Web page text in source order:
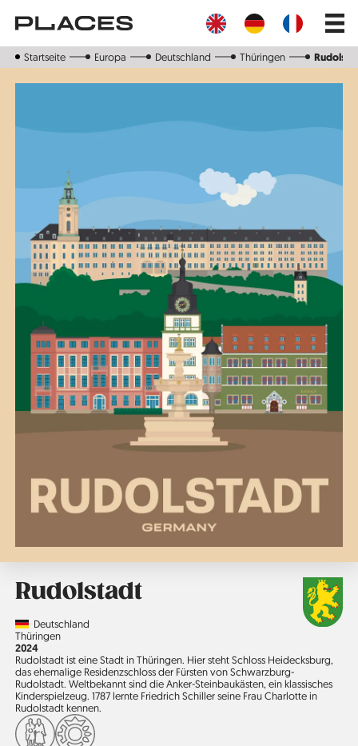
zum
Inhalt
Main
Startseite Europa Deutschland Thüringen
Rudolstadt
CountryDeutschland
Region
Thüringen
Jahr
2024
Rudolstadt ist eine Stadt in Thüringen. Hier steht Schloss Hei­decksburg,
das ehemalige Residenzschloss der Fürsten von Schwarzburg-
Rudolstadt. Weltbekannt sind die Anker-Steinbaukästen, ein klassisches
Kinderspielzeug. 1787 lernte Friedrich Schiller seine Frau Charlotte in
Rudolstadt kennen.